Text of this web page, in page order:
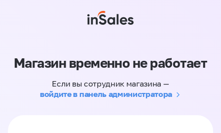
Магазин временно не работает
Если вы сотрудник магазина —
войдите в панель администратора